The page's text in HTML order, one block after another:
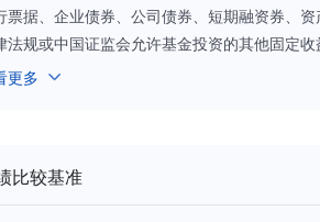
票据、企业债券、公司债券、短期融资券、
法规或中国证监会允许基金投资的其他固定
接从二级市场买入股票、存托凭证、权证等
，投资于非固定收益类资产的比例为基金
更多
比较基准